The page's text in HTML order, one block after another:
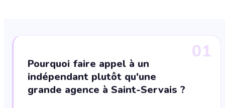
01
Pourquoi faire appel à un
indépendant plutôt qu'une
grande agence à Saint-Servais ?